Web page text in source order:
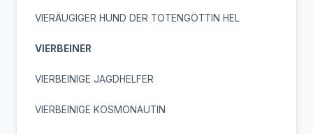
VIERÄUGIGER HUND DER TOTENGÖTTIN HEL
VIERBEINER
VIERBEINIGE JAGDHELFER
VIERBEINIGE KOSMONAUTIN